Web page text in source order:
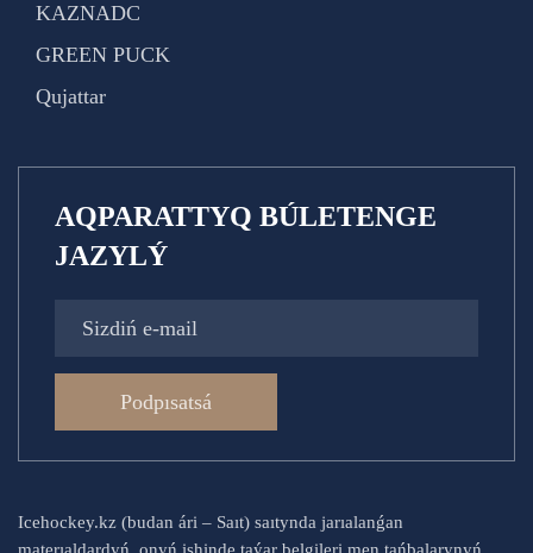
KAZNADC
GREEN PUCK
Qujattar
AQPARATTYQ BÚLETENGE
JAZYLÝ
Podpısatsá
Icehockey.kz (budan ári – Saıt) saıtynda jarıalanǵan